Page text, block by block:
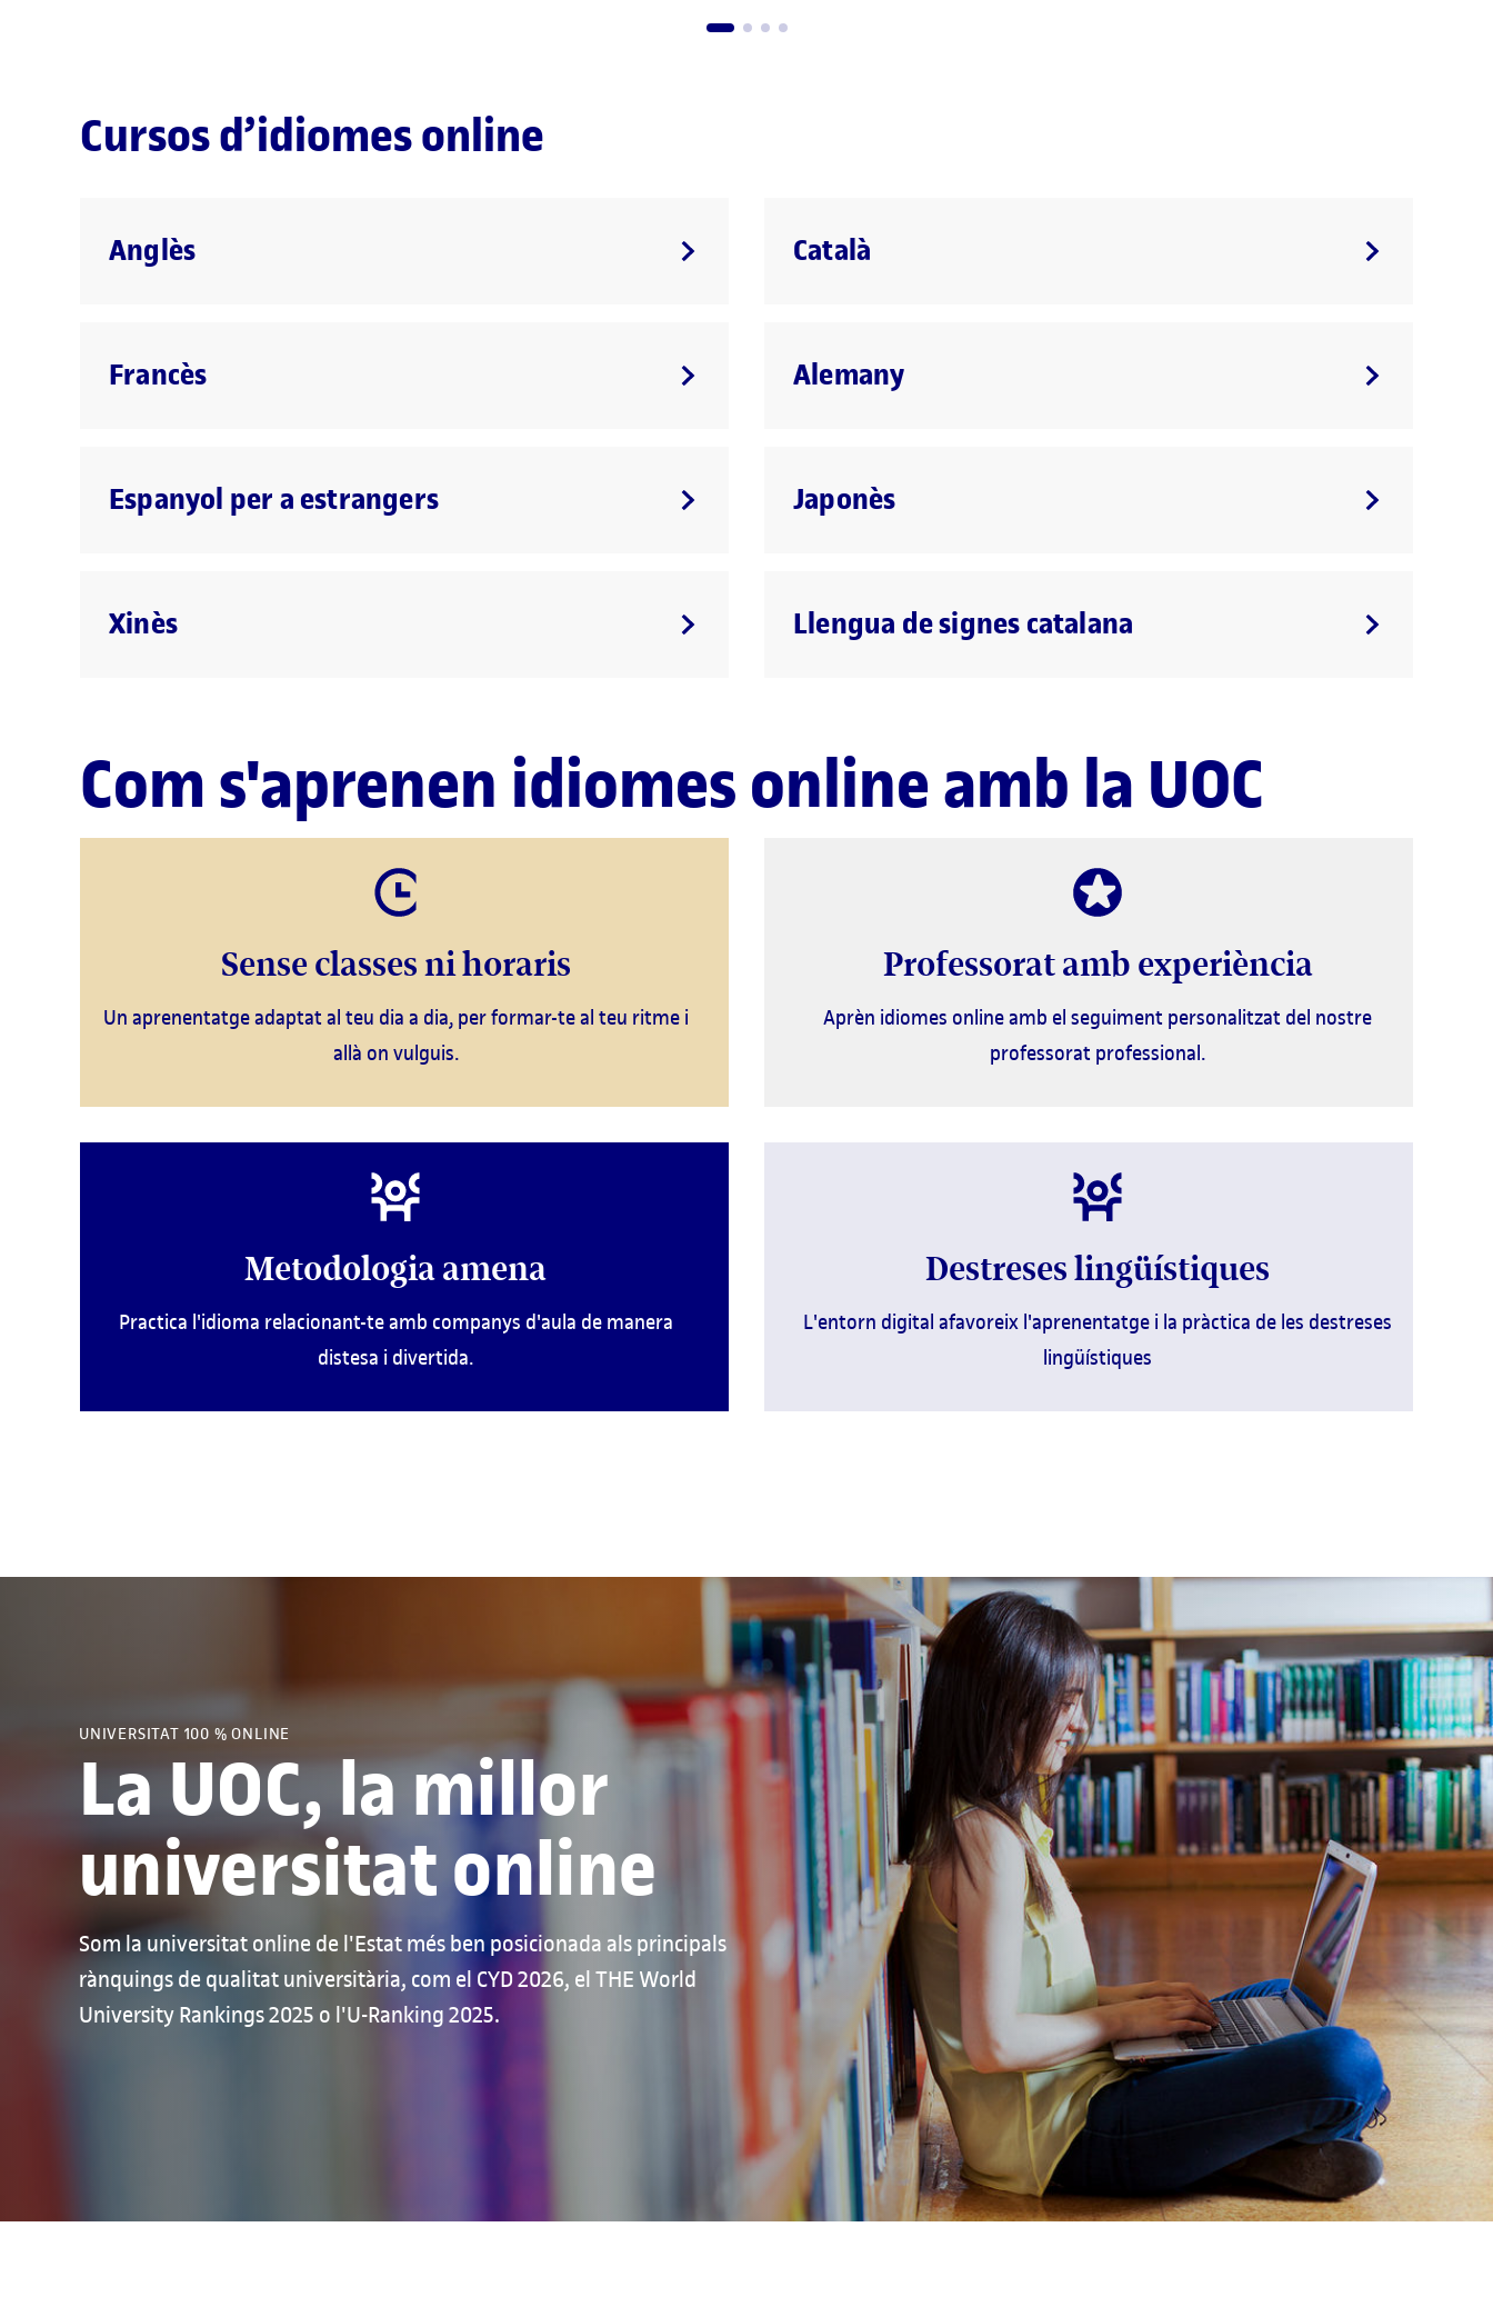
Cursos d’idiomes online
Anglès Català
Francès Alemany
Espanyol per a estrangers Japonès
Xinès Llengua de signes catalana
Com s'aprenen idiomes online amb la UOC
Sense classes ni horaris
Un aprenentatge adaptat al teu dia a dia, per formar-te al teu ritme i
allà on vulguis.
Professorat amb experiència
Aprèn idiomes online amb el seguiment personalitzat del nostre
professorat professional.
Metodologia amena
Practica l'idioma relacionant-te amb companys d'aula de manera
distesa i divertida.
Destreses lingüístiques
L'entorn digital afavoreix l'aprenentatge i la pràctica de les destreses
lingüístiques
UNIVERSITAT 100 % ONLINE
La UOC, la millor
universitat online
Som la universitat online de l'Estat més ben posicionada als principals
rànquings de qualitat universitària, com el CYD 2026, el THE World
University Rankings 2025 o l'U-Ranking 2025.